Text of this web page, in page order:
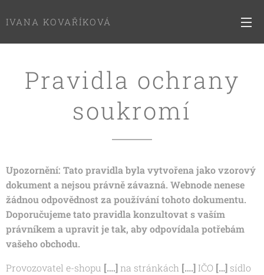
IVANA KOVAŘÍKOVÁ
Pravidla ochrany
soukromí
Upozornění: Tato pravidla byla vytvořena jako vzorový
dokument a nejsou právně závazná. Webnode nenese
žádnou odpovědnost za používání tohoto dokumentu.
Doporučujeme tato pravidla konzultovat s vaším
právníkem a upravit je tak, aby odpovídala potřebám
vašeho obchodu.
Provozovatel e-shopu [….] na stránkách [….] IČO […] sídlo